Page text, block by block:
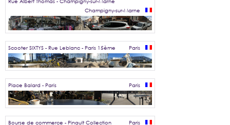
Champigny-sur-Marne
Scooter SIXTYS - Rue Leblanc - Paris 15ème Paris
Place Balard - Paris Paris
Bourse de commerce - Pinault Collection Paris